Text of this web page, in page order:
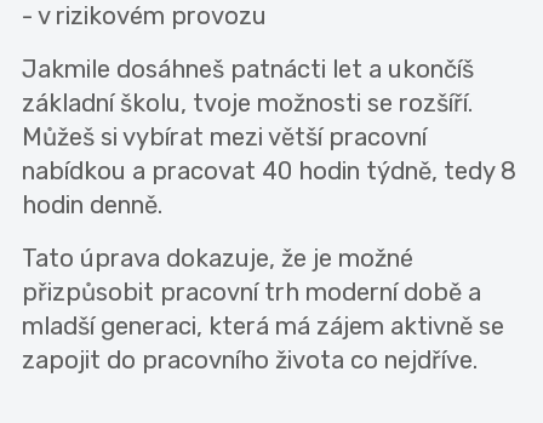
- v rizikovém provozu
Jakmile dosáhneš patnácti let a ukončíš
základní školu, tvoje možnosti se rozšíří.
Můžeš si vybírat mezi větší pracovní
nabídkou a pracovat 40 hodin týdně, tedy 8
hodin denně.
Tato úprava dokazuje, že je možné
přizpůsobit pracovní trh moderní době a
mladší generaci, která má zájem aktivně se
zapojit do pracovního života co nejdříve.